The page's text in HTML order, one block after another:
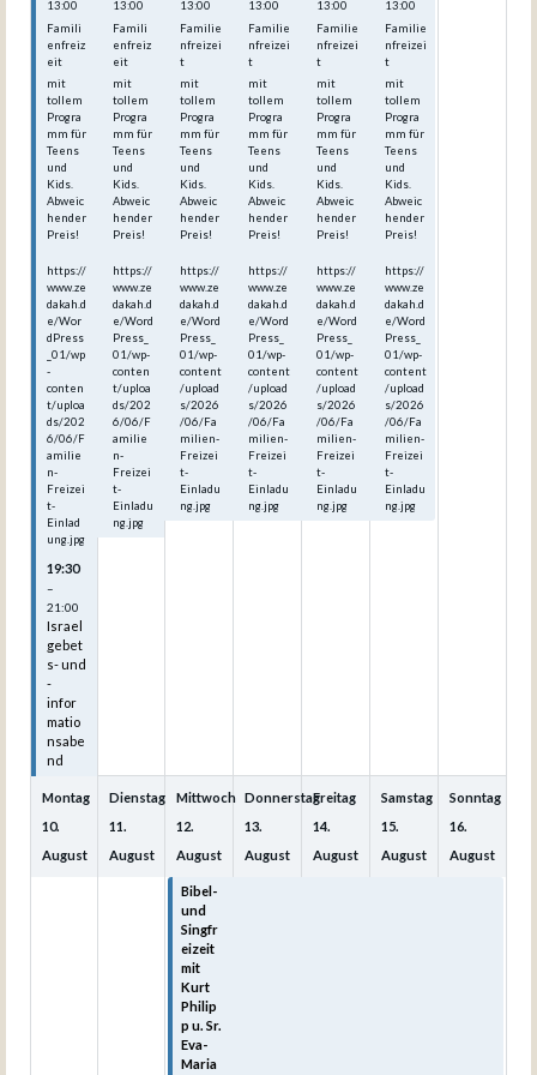
13:00
Famili
enfreiz
eit
mit
tollem
Progra
mm für
Teens
und
Kids.
Abweic
hender
Preis!
https://
www.ze
dakah.d
e/Wor
dPress
_01/wp
-
conten
t/uploa
ds/202
6/06/F
amilie
n-
Freizei
t-
Einlad
ung.jpg
19:30
–
21:00
Israel
gebet
s- und
-
infor
matio
nsabe
nd
13:00
Famili
enfreiz
eit
mit
tollem
Progra
mm für
Teens
und
Kids.
Abweic
hender
Preis!
https://
www.ze
dakah.d
e/Word
Press_
01/wp-
conten
t/uploa
ds/202
6/06/F
amilie
n-
Freizei
t-
Einladu
ng.jpg
13:00
Familie
nfreizei
t
mit
tollem
Progra
mm für
Teens
und
Kids.
Abweic
hender
Preis!
https://
www.ze
dakah.d
e/Word
Press_
01/wp-
content
/upload
s/2026
/06/Fa
milien-
Freizei
t-
Einladu
ng.jpg
13:00
Familie
nfreizei
t
mit
tollem
Progra
mm für
Teens
und
Kids.
Abweic
hender
Preis!
https://
www.ze
dakah.d
e/Word
Press_
01/wp-
content
/upload
s/2026
/06/Fa
milien-
Freizei
t-
Einladu
ng.jpg
13:00
Familie
nfreizei
t
mit
tollem
Progra
mm für
Teens
und
Kids.
Abweic
hender
Preis!
https://
www.ze
dakah.d
e/Word
Press_
01/wp-
content
/upload
s/2026
/06/Fa
milien-
Freizei
t-
Einladu
ng.jpg
13:00
Familie
nfreizei
t
mit
tollem
Progra
mm für
Teens
und
Kids.
Abweic
hender
Preis!
https://
www.ze
dakah.d
e/Word
Press_
01/wp-
content
/upload
s/2026
/06/Fa
milien-
Freizei
t-
Einladu
ng.jpg
Montag
10.
August
Dienstag
11.
August
Mittwoch
12.
August
Bibel-
und
Singfr
eizeit
mit
Kurt
Philip
p u. Sr.
Eva-
Maria
Donnerstag
13.
August
Freitag
14.
August
Samstag
15.
August
Sonntag
16.
August